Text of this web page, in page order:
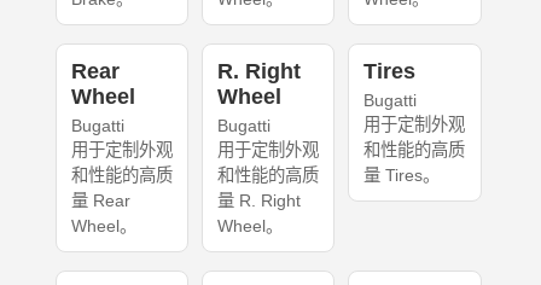
Rear
Wheel
Bugatti
用于定制外观
和性能的高质
量 Rear
Wheel。
R. Right
Wheel
Bugatti
用于定制外观
和性能的高质
量 R. Right
Wheel。
Tires
Bugatti
用于定制外观
和性能的高质
量 Tires。